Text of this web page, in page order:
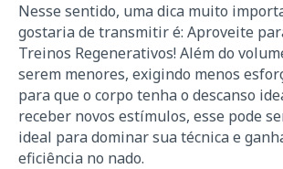
Nesse sentido, uma dica muito
gostaria de transmitir é: Aproveite
Treinos Regenerativos! Além do
serem menores, exigindo menos
para que o corpo tenha o descanso
receber novos estímulos, esse pode
ideal para dominar sua técnica e
eficiência no nado.